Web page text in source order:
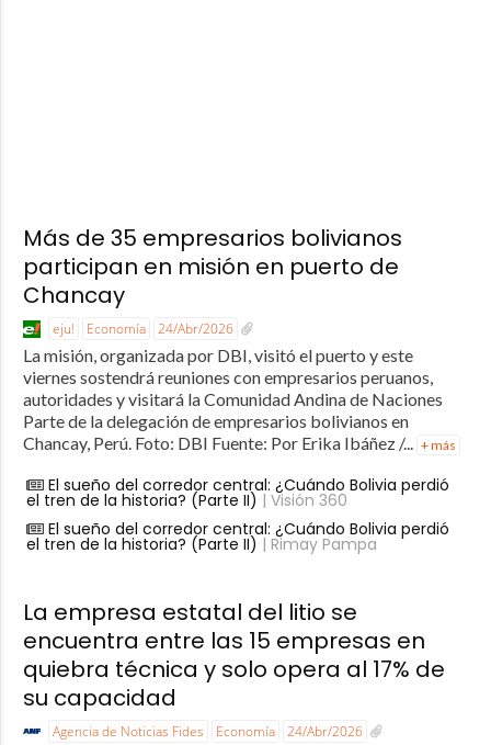
Más de 35 empresarios bolivianos
participan en misión en puerto de
Chancay
eju! Economía 24/Abr/2026
La misión, organizada por DBI, visitó el puerto y este
viernes sostendrá reuniones con empresarios peruanos,
autoridades y visitará la Comunidad Andina de Naciones
Parte de la delegación de empresarios bolivianos en
Chancay, Perú. Foto: DBI Fuente: Por Erika Ibáñez /...
+ más
El sueño del corredor central: ¿Cuándo Bolivia perdió
el tren de la historia? (Parte II) | Visión 360
El sueño del corredor central: ¿Cuándo Bolivia perdió
el tren de la historia? (Parte II) | Rimay Pampa
La empresa estatal del litio se
encuentra entre las 15 empresas en
quiebra técnica y solo opera al 17% de
su capacidad
Agencia de Noticias Fides Economía 24/Abr/2026